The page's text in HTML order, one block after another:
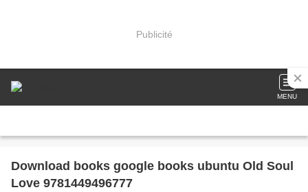
Publicité
MENU
Download books google books ubuntu Old Soul
Love 9781449496777